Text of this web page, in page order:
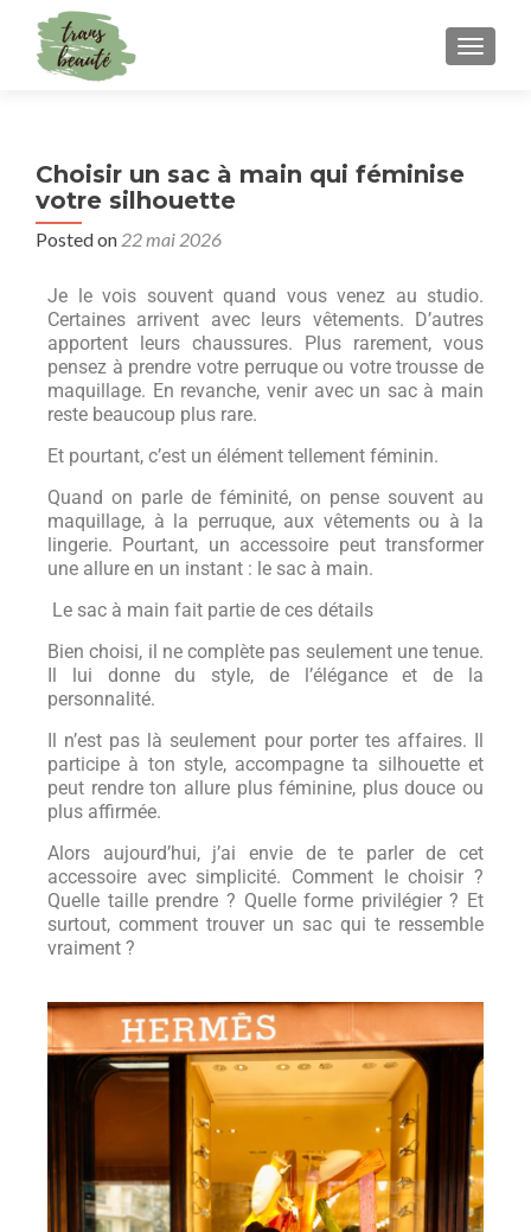
Choisir un sac à main qui féminise
votre silhouette
Posted on 22 mai 2026
Je le vois souvent quand vous venez au studio.
Certaines arrivent avec leurs vêtements. D’autres
apportent leurs chaussures. Plus rarement, vous
pensez à prendre votre perruque ou votre trousse de
maquillage. En revanche, venir avec un sac à main
reste beaucoup plus rare.
Et pourtant, c’est un élément tellement féminin.
Quand on parle de féminité, on pense souvent au
maquillage, à la perruque, aux vêtements ou à la
lingerie. Pourtant, un accessoire peut transformer
une allure en un instant : le sac à main.
Le sac à main fait partie de ces détails
Bien choisi, il ne complète pas seulement une tenue.
Il lui donne du style, de l’élégance et de la
personnalité.
Il n’est pas là seulement pour porter tes affaires. Il
participe à ton style, accompagne ta silhouette et
peut rendre ton allure plus féminine, plus douce ou
plus affirmée.
Alors aujourd’hui, j’ai envie de te parler de cet
accessoire avec simplicité. Comment le choisir ?
Quelle taille prendre ? Quelle forme privilégier ? Et
surtout, comment trouver un sac qui te ressemble
vraiment ?